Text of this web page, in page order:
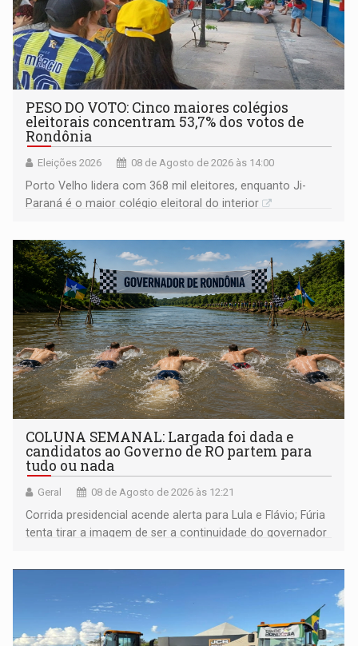
PESO DO VOTO: Cinco maiores colégios
eleitorais concentram 53,7% dos votos de
Rondônia
Eleições 2026 08 de Agosto de 2026 às 14:00
Porto Velho lidera com 368 mil eleitores, enquanto Ji-
Paraná é o maior colégio eleitoral do interior
COLUNA SEMANAL: Largada foi dada e
candidatos ao Governo de RO partem para
tudo ou nada
Geral 08 de Agosto de 2026 às 12:21
Corrida presidencial acende alerta para Lula e Flávio; Fúria
tenta tirar a imagem de ser a continuidade do governador
não ter entrado no modo eleição; ABAV faz evento em